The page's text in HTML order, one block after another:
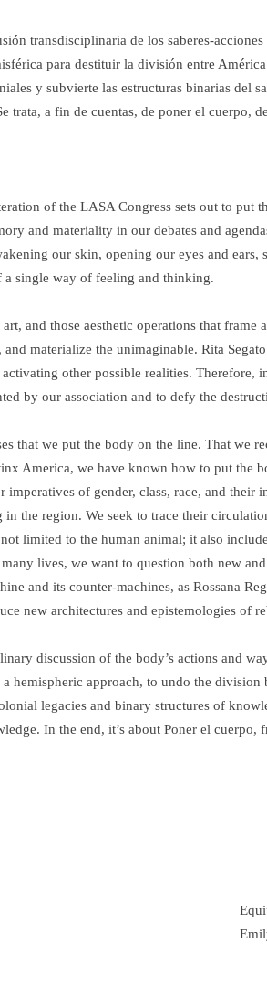
transdisciplinaria de los saberes-
para destituir la división entre
y subvierte las estructuras binarias
trata, a fin de cuentas, de poner el cuerpo,
of the LASA Congress sets out to put
and materiality in our debates and
our skin, opening our eyes and
a single way of feeling and thinking.
and those aesthetic operations that
materialize the unimaginable. Rita
other possible realities.
by our association and to defy the
that we put the body on the line. That we
America, we have known how to put the
imperatives of gender, class, race, and
the region. We seek to trace their
limited to the human animal; it also
lives, we want to question both new
and its counter-machines, as Rossana
new architectures and epistemologies of
discussion of the body’s actions and
hemispheric approach, to undo the
legacies and binary structures of
In the end, it’s about Poner el cuerpo,